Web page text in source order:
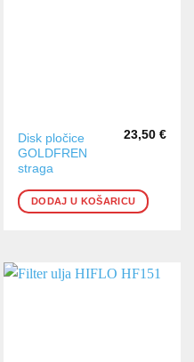
Disk pločice
GOLDFREN
straga
23,50 €
DODAJ U KOŠARICU